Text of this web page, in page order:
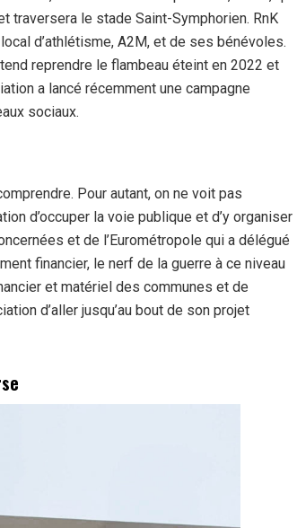
traversera le stade Saint-Symphorien. RnK
d’athlétisme, A2M, et de ses bénévoles.
reprendre le flambeau éteint en 2022 et
a lancé récemment une campagne
sociaux.
Pour autant, on ne voit pas
d’occuper la voie publique et d’y organiser
et de l’Eurométropole qui a délégué
financier, le nerf de la guerre à ce niveau
et matériel des communes et de
d’aller jusqu’au bout de son projet